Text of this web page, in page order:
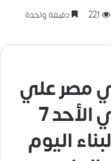
221 دقيقة واحدة
مصر علي
مدار اليوم بالجنيه المصري الأحد 7
البناء اليوم